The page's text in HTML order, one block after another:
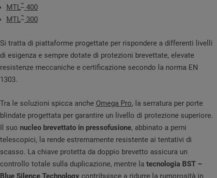
MTL™400
MTL™300
Si tratta di piattaforme progettate per rispondere a differenti livelli
di esigenza e sempre dotate di protezioni brevettate, elevate
resistenze meccaniche e certificazione secondo la norma EN
1303.
Tra le soluzioni spicca anche Omega Pro, la serratura per porte
blindate progettata per garantire un livello di protezione superiore.
Il suo nucleo brevettato in pressofusione, abbinato a perni
telescopici, la rende estremamente resistente ai tentativi di
scasso. La chiave protetta da doppio brevetto assicura un
controllo totale sulla duplicazione, mentre la tecnologia BST –
Blue Silence Technology contribuisce a ridurre la rumorosità in